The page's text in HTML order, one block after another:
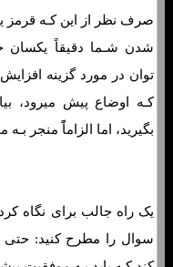
صرف نظر از این کـه قرمز
شدن شـما دقیقاً یکسان
توان در مورد گزینه
کـه اوضاع پیش میرود،
بگیرید، اما الزاماًً منجر
یک راه جالب برای نگاه
سوال را مطرح کنید: حتی